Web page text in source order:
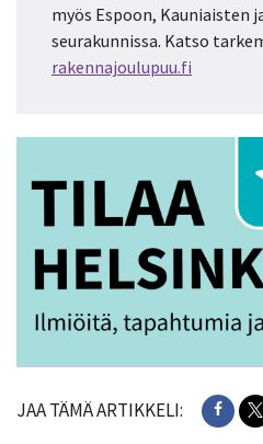
myös Espoon, Kauniaisten
seurakunnissa. Katso
rakennajoulupuu.fi
JAA TÄMÄ ARTIKKELI: